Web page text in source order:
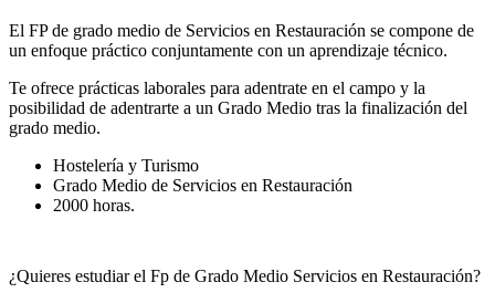
El FP de grado medio de Servicios en Restauración se compone de
un enfoque práctico conjuntamente con un aprendizaje técnico.
Te ofrece prácticas laborales para adentrate en el campo y la
posibilidad de adentrarte a un Grado Medio tras la finalización del
grado medio.
Hostelería y Turismo
Grado Medio de Servicios en Restauración
2000 horas.
¿Quieres estudiar el Fp de Grado Medio Servicios en Restauración?